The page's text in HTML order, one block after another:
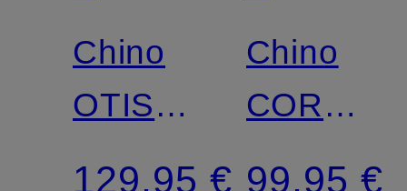
SODA
Chino
OTIS
Relaxed
129,95 €
SODA
Chino
CORE
Super
99,95 €